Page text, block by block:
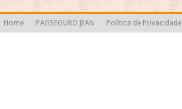
Home PAGSEGURO JEAN Política de Privacidade